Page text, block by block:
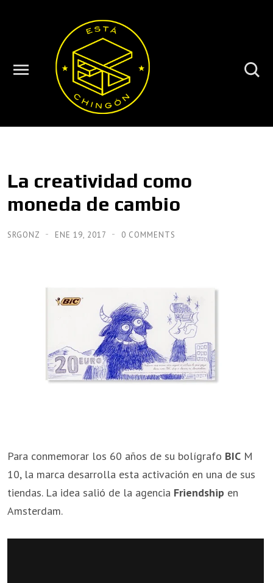
La creatividad como
moneda de cambio
SRGONZ ENE 19, 2017 0 COMMENTS
Para conmemorar los 60 años de su bolígrafo BIC M
10, la marca desarrolla esta activación en una de sus
tiendas. La idea salió de la agencia Friendship en
Amsterdam.